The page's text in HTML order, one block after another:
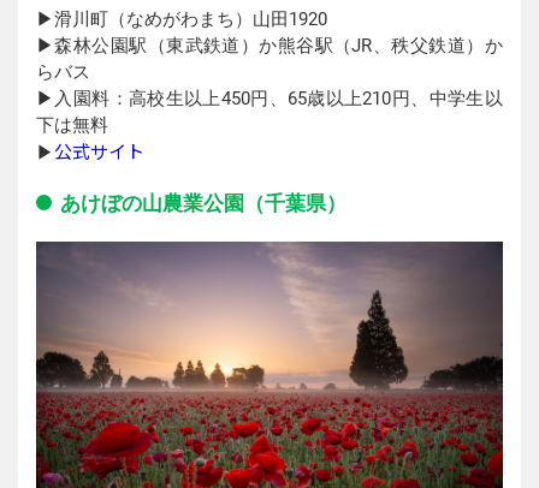
▶︎滑川町（なめがわまち）山田1920
▶︎森林公園駅（東武鉄道）か熊谷駅（JR、秩父鉄道）か
らバス
▶︎入園料：高校生以上450円、65歳以上210円、中学生以
下は無料
▶︎ 公式サイト
あけぼの山農業公園（千葉県）